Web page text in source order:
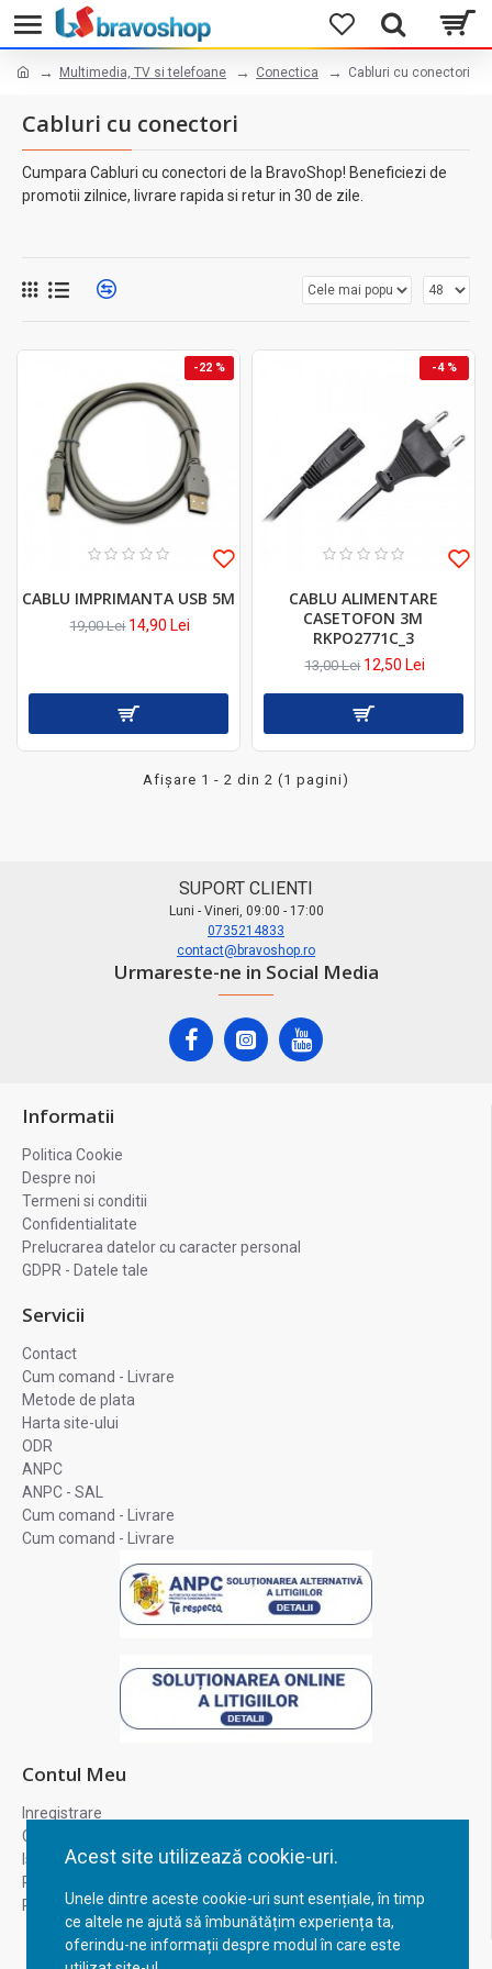
Acest site utilizează cookie-uri.
Unele dintre aceste cookie-uri sunt esențiale, în timp
ce altele ne ajută să îmbunătățim experiența ta,
oferindu-ne informații despre modul în care este
Multimedia, TV si telefoane Conectica Cabluri cu conectori
Cabluri cu conectori
Cumpara Cabluri cu conectori de la BravoShop! Beneficiezi de
promotii zilnice, livrare rapida si retur in 30 de zile.
-22 %
CABLU IMPRIMANTA USB 5M
19,00 Lei 14,90 Lei
-4 %
CABLU ALIMENTARE
CASETOFON 3M
RKPO2771C_3
13,00 Lei 12,50 Lei
Afişare 1 - 2 din 2 (1 pagini)
SUPORT CLIENTI
Luni - Vineri, 09:00 - 17:00
0735214833
contact@bravoshop.ro
Urmareste-ne in Social Media
Informatii
Politica Cookie
Despre noi
Termeni si conditii
Confidentialitate
Prelucrarea datelor cu caracter personal
GDPR - Datele tale
Servicii
Contact
Cum comand - Livrare
Metode de plata
Harta site-ului
ODR
ANPC
ANPC - SAL
Cum comand - Livrare
Cum comand - Livrare
Contul Meu
Inregistrare
Contul meu
Istoric comenzi
Recuperare parola
Returnare produs